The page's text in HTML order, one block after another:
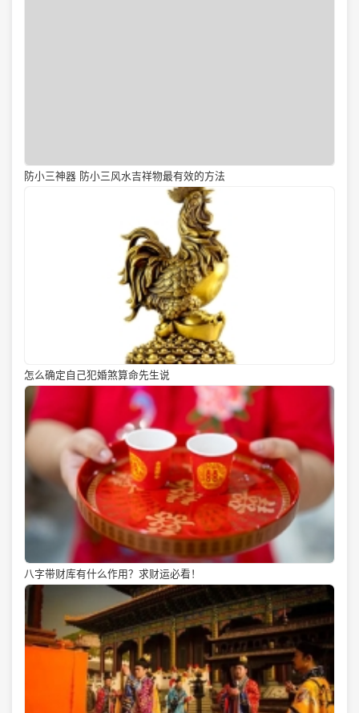
防小三神器 防小三风水吉祥物最有效的方法
怎么确定自己犯婚煞算命先生说
八字带财库有什么作用？求财运必看！